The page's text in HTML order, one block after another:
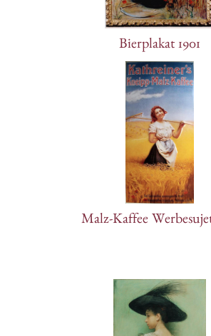
Bierplakat 1901
Malz-Kaffee